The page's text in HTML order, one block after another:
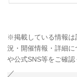
※掲載している情報は
況・開催情報・詳細
や公式SNS等をご確認